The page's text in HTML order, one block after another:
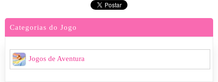
Categorias do Jogo
Jogos de Aventura